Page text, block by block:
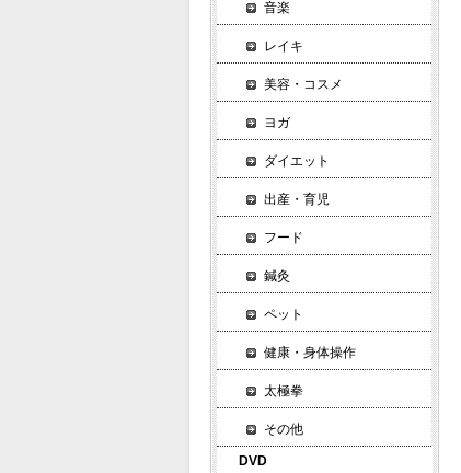
音楽
レイキ
美容・コスメ
ヨガ
ダイエット
出産・育児
フード
鍼灸
ペット
健康・身体操作
太極拳
その他
DVD